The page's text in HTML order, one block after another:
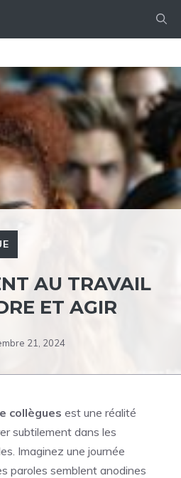
AU TRAVAIL
ET AGIR
21, 2024
collègues est une réalité
subtilement dans les
Imaginez une journée
paroles semblent anodines